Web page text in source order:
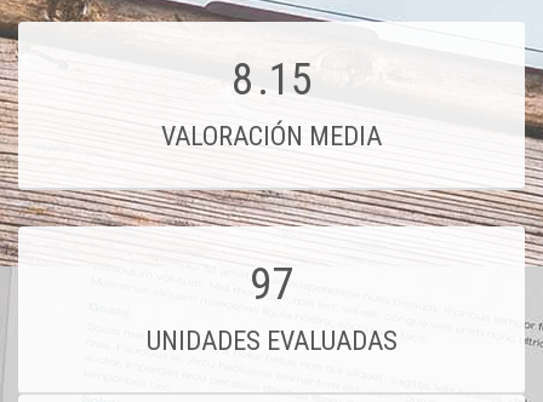
8.15
VALORACIÓN MEDIA
97
UNIDADES EVALUADAS